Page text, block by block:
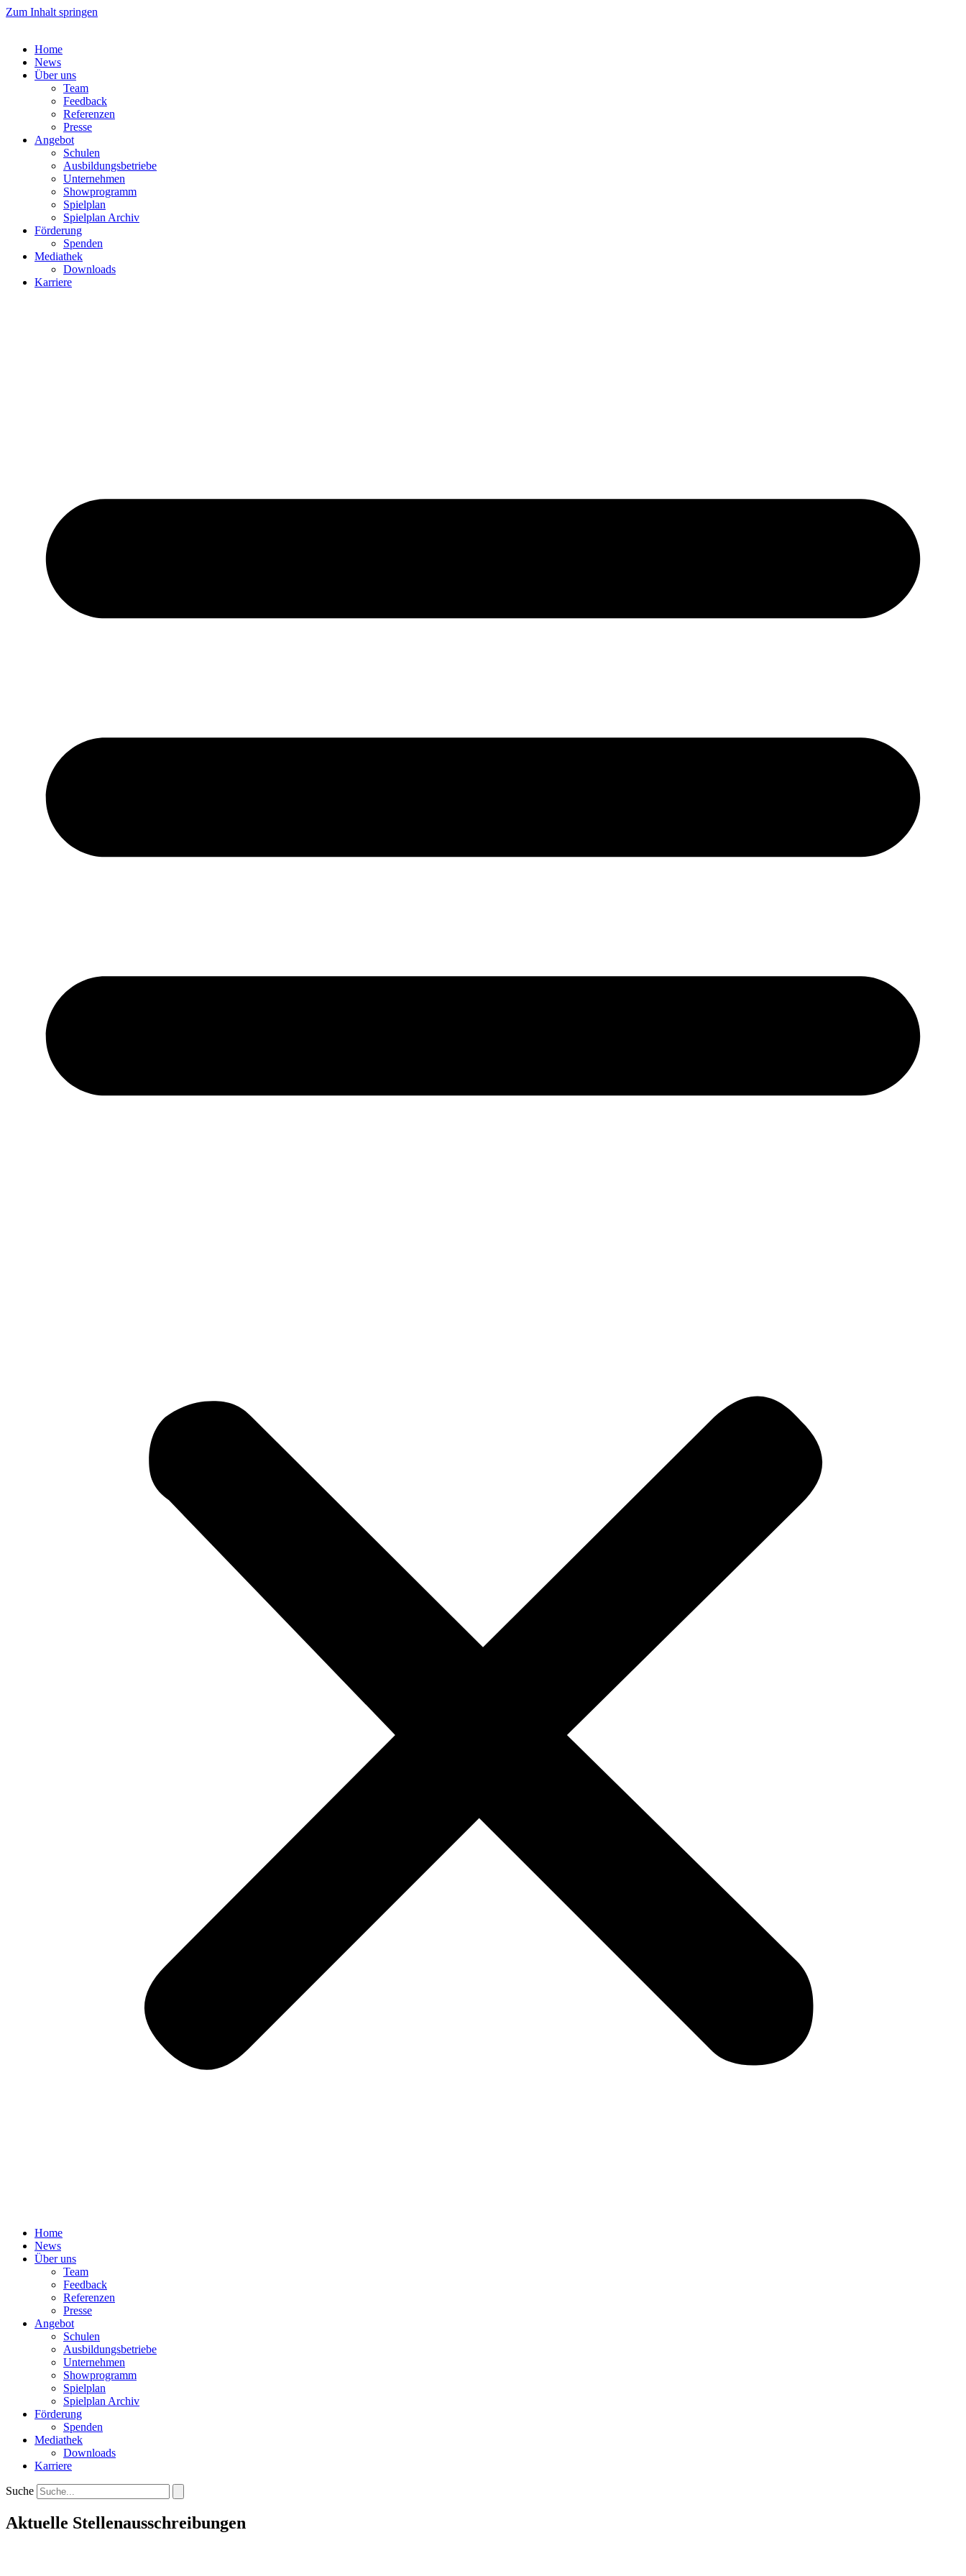
Zum Inhalt springen
Home
News
Über uns
Team
Feedback
Referenzen
Presse
Angebot
Schulen
Ausbildungsbetriebe
Unternehmen
Showprogramm
Spielplan
Spielplan Archiv
Förderung
Spenden
Mediathek
Downloads
Karriere
Home
News
Über uns
Team
Feedback
Referenzen
Presse
Angebot
Schulen
Ausbildungsbetriebe
Unternehmen
Showprogramm
Spielplan
Spielplan Archiv
Förderung
Spenden
Mediathek
Downloads
Karriere
Suche
Aktuelle Stellenausschreibungen